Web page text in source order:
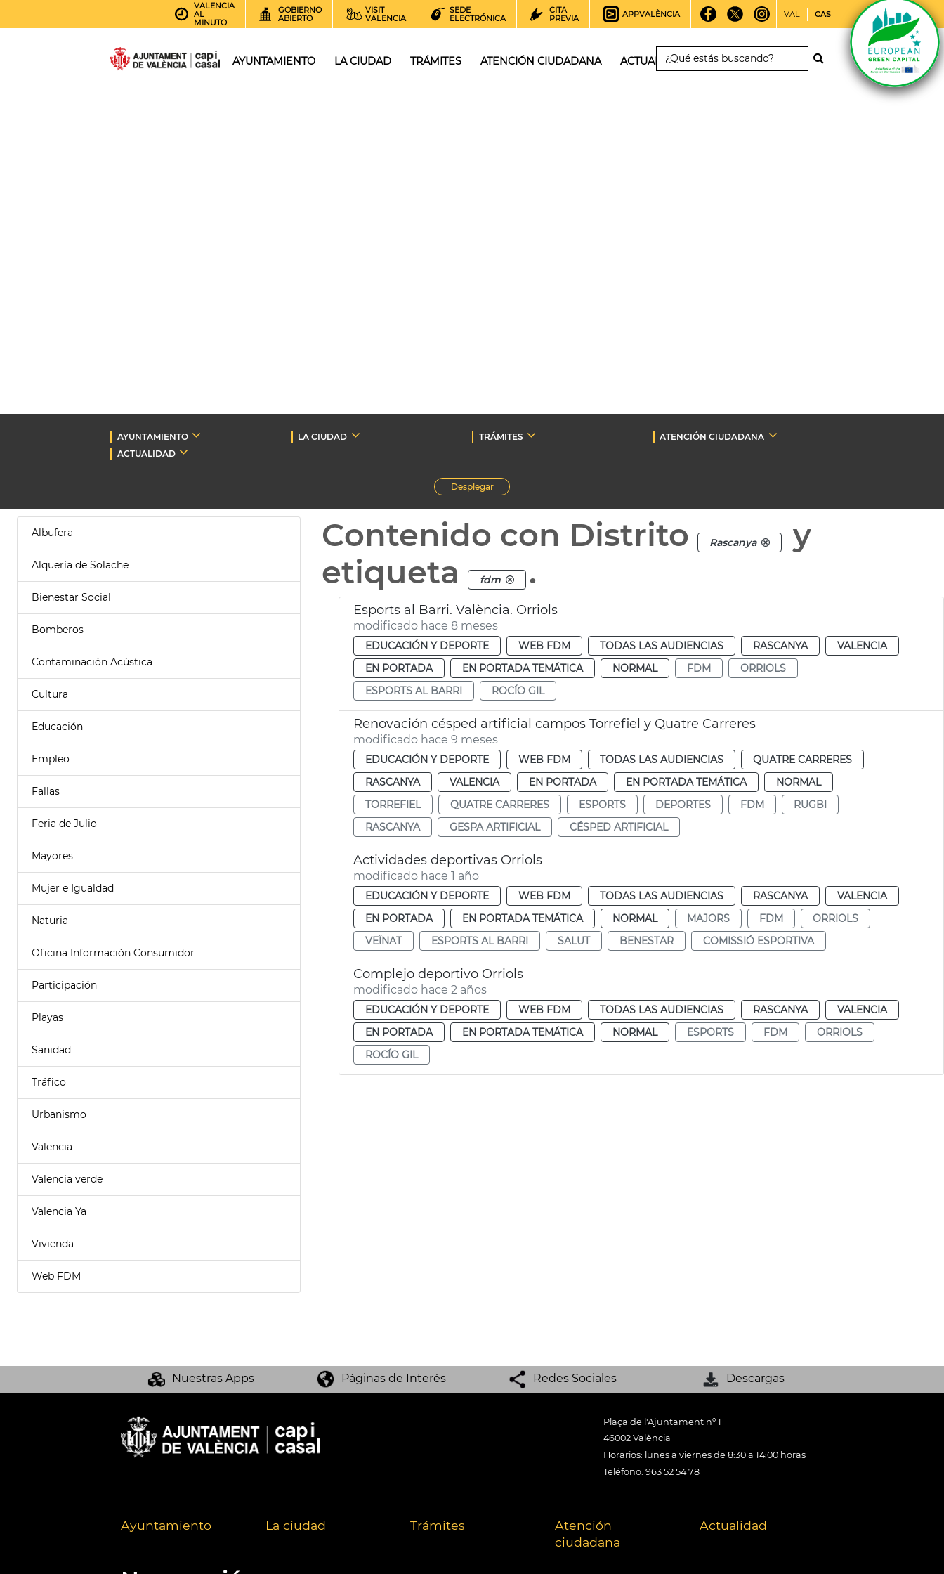
VALENCIA
AL
MINUTO
GOBIERNO
ABIERTO
VISIT
VALENCIA
SEDE
ELECTRÓNICA
CITA
PREVIA
APPVALÈNCIA VAL CAS
AYUNTAMIENTO LA CIUDAD TRÁMITES ATENCIÓN CIUDADANA ACTUALIDAD
AYUNTAMIENTO LA CIUDAD TRÁMITES
ATENCIÓN CIUDADANA
ACTUALIDAD
Desplegar
Albufera
Alquería de Solache
Bienestar Social
Bomberos
Contaminación Acústica
Cultura
Educación
Empleo
Fallas
Feria de Julio
Mayores
Mujer e Igualdad
Naturia
Oficina Información Consumidor
Participación
Playas
Sanidad
Tráfico
Urbanismo
Valencia
Valencia verde
Valencia Ya
Vivienda
Web FDM
Contenido con Distrito Rascanya
y
etiqueta
fdm .
Esports al Barri. València. Orriols
modificado hace 8 meses
EDUCACIÓN Y DEPORTE WEB FDM TODAS LAS AUDIENCIAS RASCANYA
VALENCIA
EN PORTADA
EN PORTADA TEMÁTICA NORMAL FDM
ORRIOLS
ESPORTS AL BARRI
ROCÍO GIL
Renovación césped artificial campos Torrefiel y Quatre Carreres
modificado hace 9 meses
EDUCACIÓN Y DEPORTE WEB FDM TODAS LAS AUDIENCIAS
QUATRE CARRERES
RASCANYA
VALENCIA EN PORTADA EN PORTADA TEMÁTICA
NORMAL
TORREFIEL
QUATRE CARRERES ESPORTS DEPORTES FDM
RUGBI
RASCANYA
GESPA ARTIFICIAL CÉSPED ARTIFICIAL
Actividades deportivas Orriols
modificado hace 1 año
EDUCACIÓN Y DEPORTE WEB FDM TODAS LAS AUDIENCIAS RASCANYA
VALENCIA
EN PORTADA
EN PORTADA TEMÁTICA NORMAL MAJORS FDM
ORRIOLS
VEÏNAT
ESPORTS AL BARRI SALUT BENESTAR COMISSIÓ ESPORTIVA
Complejo deportivo Orriols
modificado hace 2 años
EDUCACIÓN Y DEPORTE WEB FDM TODAS LAS AUDIENCIAS RASCANYA
VALENCIA
EN PORTADA
EN PORTADA TEMÁTICA NORMAL ESPORTS FDM
ORRIOLS
ROCÍO GIL
Nuestras Apps Páginas de Interés Redes Sociales Descargas
Plaça de l'Ajuntament nº 1
46002 València
Horarios: lunes a viernes de 8:30 a 14:00 horas
Teléfono: 963 52 54 78
Ayuntamiento La ciudad Trámites
Atención
ciudadana
Actualidad